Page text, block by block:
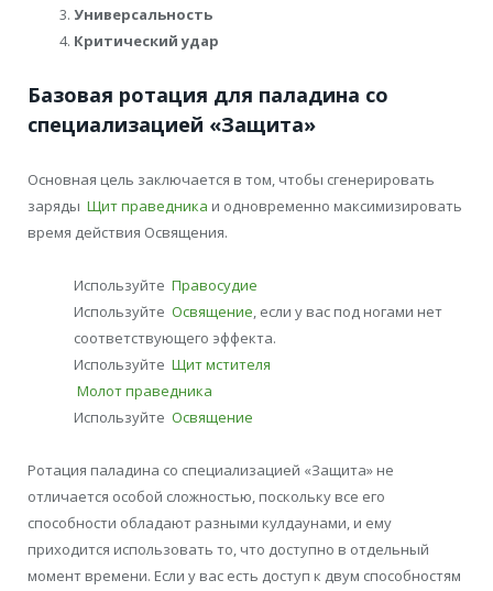
Универсальность
Критический удар
Базовая ротация для паладина со
специализацией «Защита»
Основная цель заключается в том, чтобы сгенерировать
заряды Щит праведника и одновременно максимизировать
время действия Освящения.
Используйте Правосудие
Используйте Освящение, если у вас под ногами нет
соответствующего эффекта.
Используйте Щит мстителя
Молот праведника
Используйте Освящение
Ротация паладина со специализацией «Защита» не
отличается особой сложностью, поскольку все его
способности обладают разными кулдаунами, и ему
приходится использовать то, что доступно в отдельный
момент времени. Если у вас есть доступ к двум способностям